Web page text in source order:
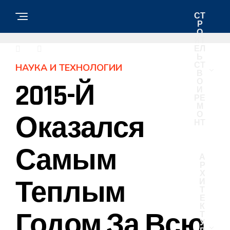
СТ
Р
О
У
НАУКА И ТЕХНОЛОГИИ
2015-Й
Оказался
Самым
Теплым